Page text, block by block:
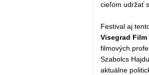
cieľom udržať
Festival aj
Visegrad Film
filmových
Szabolcs
aktuálne